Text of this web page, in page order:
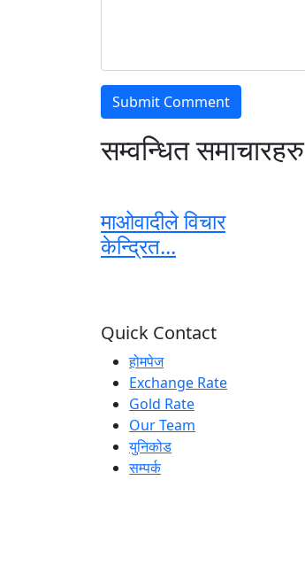
सम्वन्धित समाचारहरु
माओवादीले विचार
केन्द्रित...
Quick Contact
होमपेज
Exchange Rate
Gold Rate
Our Team
युनिकोड
सम्पर्क